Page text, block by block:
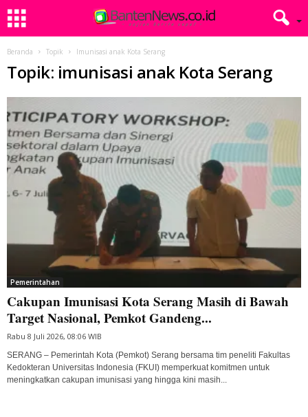
Beranda Topik Imunisasi anak Kota Serang
Topik: imunisasi anak Kota Serang
Pemerintahan
Cakupan Imunisasi Kota Serang Masih di Bawah
Target Nasional, Pemkot Gandeng...
Rabu 8 Juli 2026, 08:06 WIB
SERANG – Pemerintah Kota (Pemkot) Serang bersama tim peneliti Fakultas
Kedokteran Universitas Indonesia (FKUI) memperkuat komitmen untuk
meningkatkan cakupan imunisasi yang hingga kini masih...